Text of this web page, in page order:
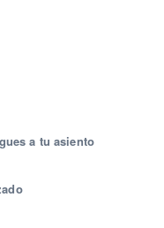
a tu asiento